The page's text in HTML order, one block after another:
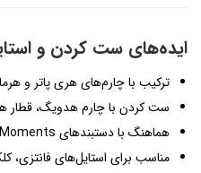
ایده‌های ست کردن و
ترکیب با چارم‌های هری پاتر و
ست کردن با چارم هدویگ، قطار
هماهنگ با دستبندهای Pandora Moments
مناسب برای استایل‌های فانتزی،